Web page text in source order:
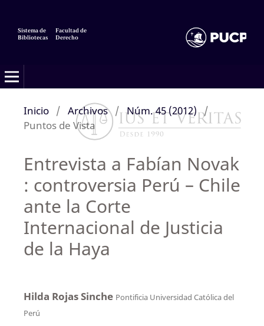
Sistema de
Bibliotecas
Facultad de
Derecho
Inicio / Archivos / Núm. 45 (2012) /
Puntos de Vista
Entrevista a Fabían Novak
: controversia Perú – Chile
ante la Corte
Internacional de Justicia
de la Haya
Hilda Rojas Sinche Pontificia Universidad Católica del
Perú